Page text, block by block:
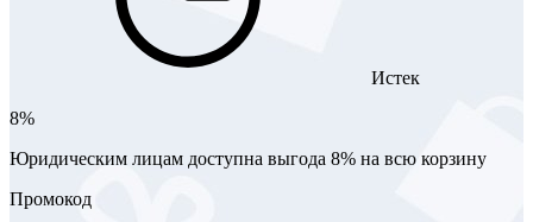
Истек
8%
Юридическим лицам доступна выгода 8% на всю корзину
Промокод